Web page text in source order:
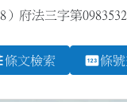
）府法三字第
條文檢索 pin條